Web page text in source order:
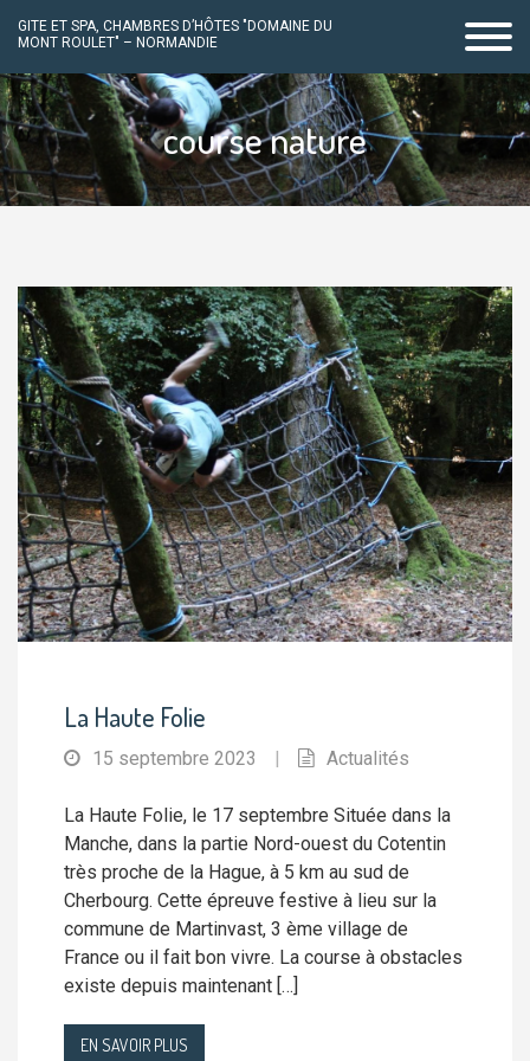
Passer
au
contenu
GITE ET SPA, CHAMBRES D’HÔTES "DOMAINE DU
MONT ROULET" – NORMANDIE
course nature
La Haute Folie
15 septembre 2023 | Actualités
La Haute Folie, le 17 septembre Située dans la
Manche, dans la partie Nord-ouest du Cotentin
très proche de la Hague, à 5 km au sud de
Cherbourg. Cette épreuve festive à lieu sur la
commune de Martinvast, 3 ème village de
France ou il fait bon vivre. La course à obstacles
existe depuis maintenant […]
EN SAVOIR PLUS